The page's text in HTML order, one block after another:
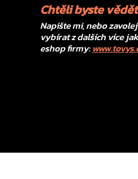
Chtěli byste
Napište mi, nebo
vybírat z dalších více
eshop firmy: